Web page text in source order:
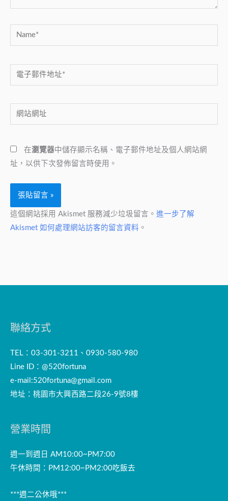
Name*
電
子
件
地
*
網
站
址
在瀏覽器中儲存顯示名稱、電子郵件地址及個人網站網
址，以供下次發佈留言時使用。
這個網站採用 Akismet 服務減少垃圾留言。 進一步了解
Akismet 如何處理網站訪客的留言資料 。
聯絡方式
TEL：03-301-3211、0930-580-980
Line ID：@520fortuna
e-mail:520fortuna@gmail.com
地址：桃園市大興西路二段26-9號8樓
營業時間
週一到週日 AM10:00~PM7:00
午休時間：PM12:00~PM2:00吃飯去
***週二公休哦***